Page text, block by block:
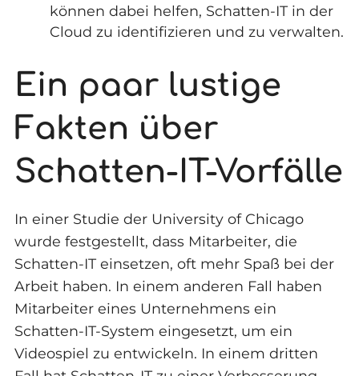
können dabei helfen, Schatten-IT in der
Cloud zu identifizieren und zu verwalten.
Ein paar lustige
Fakten über
Schatten-IT-Vorfälle
In einer Studie der University of Chicago
wurde festgestellt, dass Mitarbeiter, die
Schatten-IT einsetzen, oft mehr Spaß bei der
Arbeit haben. In einem anderen Fall haben
Mitarbeiter eines Unternehmens ein
Schatten-IT-System eingesetzt, um ein
Videospiel zu entwickeln. In einem dritten